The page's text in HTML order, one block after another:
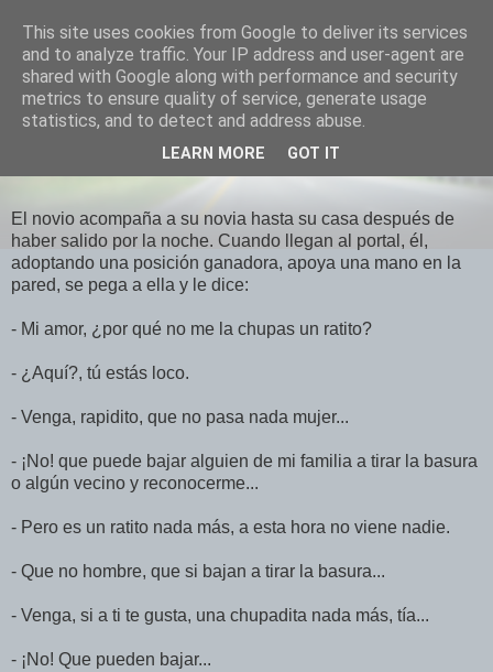
El Otro Lao
Basado en una historia real...
El novio acompaña a su novia hasta su casa después de
haber salido por la noche. Cuando llegan al portal, él,
adoptando una posición ganadora, apoya una mano en la
pared, se pega a ella y le dice:
- Mi amor, ¿por qué no me la chupas un ratito?
- ¿Aquí?, tú estás loco.
- Venga, rapidito, que no pasa nada mujer...
- ¡No! que puede bajar alguien de mi familia a tirar la basura
o algún vecino y reconocerme...
- Pero es un ratito nada más, a esta hora no viene nadie.
- Que no hombre, que si bajan a tirar la basura...
- Venga, si a ti te gusta, una chupadita nada más, tía...
- ¡No! Que pueden bajar...
This site uses cookies from Google to deliver its services
and to analyze traffic. Your IP address and user-agent are
shared with Google along with performance and security
metrics to ensure quality of service, generate usage
statistics, and to detect and address abuse.
LEARN MORE GOT IT